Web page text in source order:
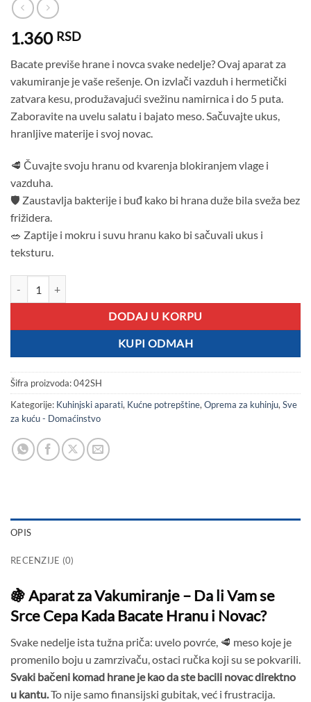
1.360 RSD
Bacate previše hrane i novca svake nedelje? Ovaj aparat za
vakumiranje je vaše rešenje. On izvlači vazduh i hermetički
zatvara kesu, produžavajući svežinu namirnica i do 5 puta.
Zaboravite na uvelu salatu i bajato meso. Sačuvajte ukus,
hranljive materije i svoj novac.
🥩 Čuvajte svoju hranu od kvarenja blokiranjem vlage i
vazduha.
🛡 Zaustavlja bakterije i buđ kako bi hrana duže bila sveža bez
frižidera.
🥗 Zaptije i mokru i suvu hranu kako bi sačuvali ukus i
teksturu.
DODAJ U KORPU
KUPI ODMAH
Šifra proizvoda:042SH
Kategorije: Kuhinjski aparati, Kućne potrepštine, Oprema za kuhinju, Sve
za kuću - Domaćinstvo
OPIS
RECENZIJE (0)
🍇 Aparat za Vakumiranje – Da li Vam se
Srce Cepa Kada Bacate Hranu i Novac?
Svake nedelje ista tužna priča: uvelo povrće, 🥩 meso koje je
promenilo boju u zamrzivaču, ostaci ručka koji su se pokvarili.
Svaki bačeni komad hrane je kao da ste bacili novac direktno
u kantu.To nije samo finansijski gubitak, već i frustracija.